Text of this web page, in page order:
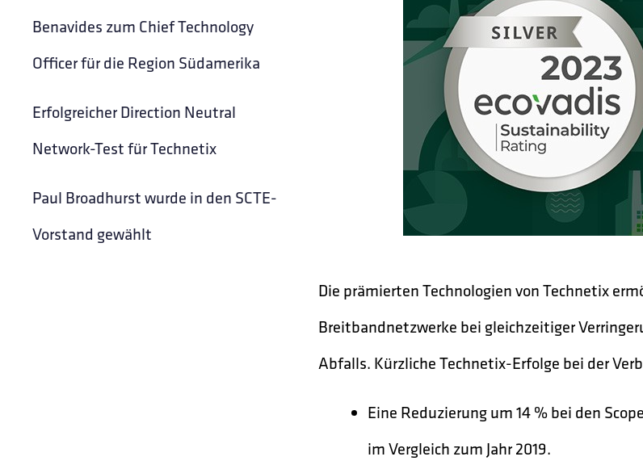
Benavides zum Chief Technology
Officer für die Region Südamerika
Erfolgreicher Direction Neutral
Network-Test für Technetix
Paul Broadhurst wurde in den SCTE-
Vorstand gewählt
Die prämierten Technologien von Technetix
Breitbandnetzwerke bei gleichzeitiger
Abfalls. Kürzliche Technetix-Erfolge bei der
Eine Reduzierung um 14 % bei den
im Vergleich zum Jahr 2019.